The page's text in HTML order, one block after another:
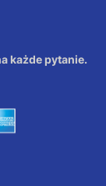
każde pytanie.